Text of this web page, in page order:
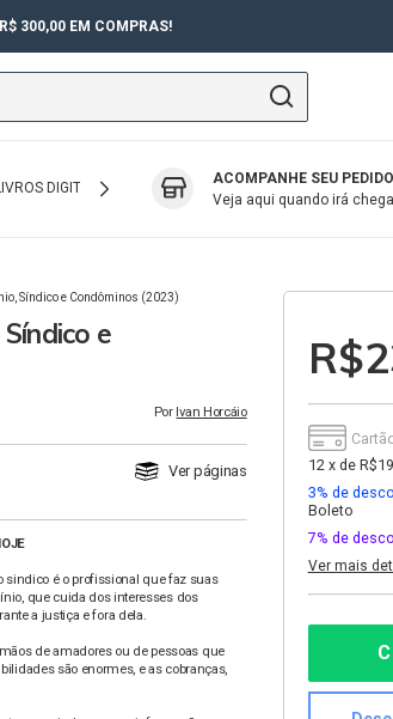
300,00 EM COMPRAS!
DIGITAIS EXAME OAB
ACOMPANHE SEU PEDIDO
Veja aqui quando irá
Síndico e Condôminos (2023)
e
Por Ivan Horcáio
Ver páginas
sindico é o profissional que faz suas
que cuida dos interesses dos
a justiça e fora dela.
de amadores ou de pessoas que
são enormes, e as cobranças,
12 x de
3% de
Boleto
7% de
Ver mais